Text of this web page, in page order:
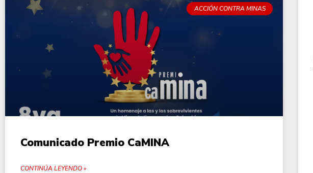
ACCIÓN CONTRA MINAS
Comunicado Premio CaMINA
CONTINÚA LEYENDO »